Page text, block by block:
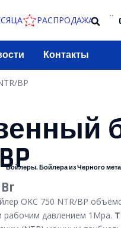
РАСПРОДАЖА
Контакты
BP
Бойлеры,Бойлера из Черного
Br
OKC 750 NTR/BP
рабочим давлением 1Mpa.